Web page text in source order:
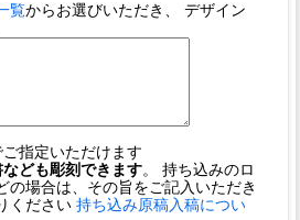
覧からお選びいただき、 デザイン
指定いただけます
ども彫刻できます。 持ち込みのロ
の場合は、その旨をご記入いただき
ください 持ち込み原稿入稿につい